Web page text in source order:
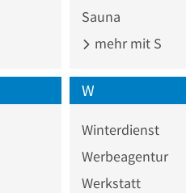
Sauna
mehr mit S
W
Winterdienst
Werbeagentur
Werkstatt